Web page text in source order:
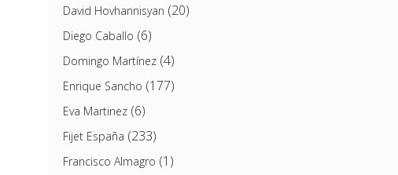
David Hovhannisyan (20)
Diego Caballo (6)
Domingo Martínez(4)
Enrique Sancho (177)
Eva Martinez(6)
Fijet España (233)
Francisco Almagro (1)